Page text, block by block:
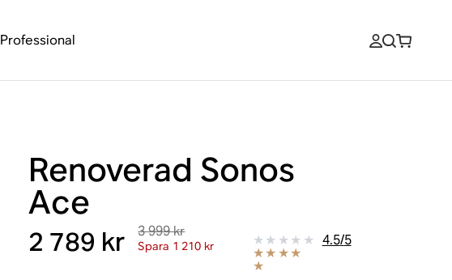
Professional
Renoverad Sonos
Ace
2 789 kr 3 999 kr
Spara 1 210 kr 4.5/5